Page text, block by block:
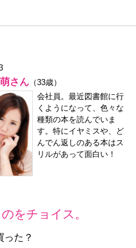
さん（33歳）
会社員。最近図書館に行
くようになって、色々な
種類の本を読んでいま
す。特にイヤミスや、ど
んでん返しのある本はス
リルがあって面白い！
をチョイス。
った？